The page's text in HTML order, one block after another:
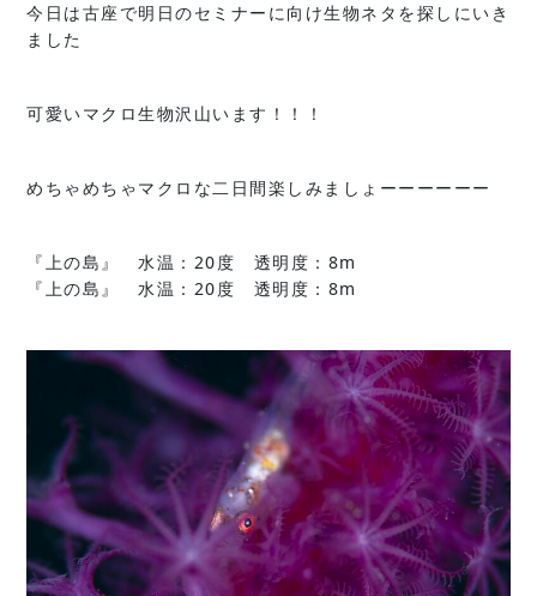
今日は古座で明日のセミナーに向け生物ネタを探しにいき
ました
可愛いマクロ生物沢山います！！！
めちゃめちゃマクロな二日間楽しみましょーーーーーー
『上の島』 水温：20度 透明度：8m
『上の島』 水温：20度 透明度：8m